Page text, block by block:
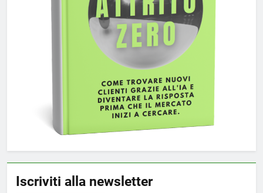
Iscriviti alla newsletter